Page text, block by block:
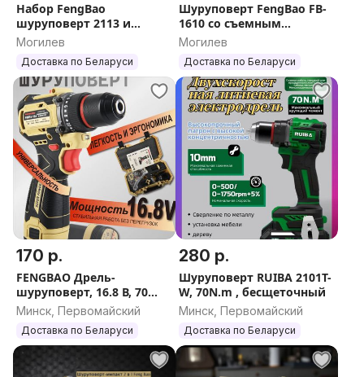
Набор FengBao
шуруповерт 2113 и
болгарка 5230 с двумя
Могилев
Доставка по Беларуси
Шуруповерт FengBao FB-
1610 со съемным
патроном
Могилев
Доставка по Беларуси
170 р.
FENGBAO Дрель-
шуруповерт, 16.8 В, 70
Нм, 2 АКБ
Минск, Первомайский
Доставка по Беларуси
280 р.
Шуруповерт RUIBA 2101T-
W, 70N.m , бесщеточный
Минск, Первомайский
Доставка по Беларуси